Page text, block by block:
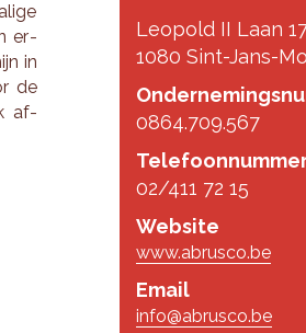
Leopold II Laan
1080 Sint-Jans-
0864.709.567
02/411 72 15
Website
www.abrusco.be
Email
info@abrusco.be
er­
in
de
af­